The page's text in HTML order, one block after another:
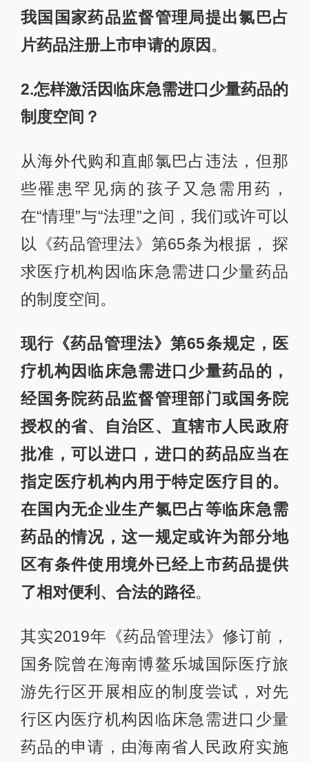
我国国家药品监督管理局提出氯巴占
片药品注册上市申请的原因 。
2.怎样激活因临床急需进口少量药品的
制度空间？
从海外代购和直邮氯巴占违法，但那
些罹患罕见病的孩子又急需用药，
在“情理”与“法理”之间，我们或许可以
以《药品管理法》第65条为根据， 探
求医疗机构因临床急需进口少量药品
的制度空间。
现行《药品管理法》第65条规定，医
疗机构因临床急需进口少量药品的，
经国务院药品监督管理部门或国务院
授权的省、自治区、直辖市人民政府
批准，可以进口，进口的药品应当在
指定医疗机构内用于特定医疗目的。
在国内无企业生产氯巴占等临床急需
药品的情况，这一规定或许为部分地
区有条件使用境外已经上市药品提供
了相对便利、合法的路径。
其实2019年《药品管理法》修订前，
国务院曾在海南博鳌乐城国际医疗旅
游先行区开展相应的制度尝试，对先
行区内医疗机构因临床急需进口少量
药品的申请，由海南省人民政府实施